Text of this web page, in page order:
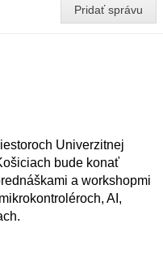
Pridať správu
Univerzitnej
bude konať
a workshopmi
AI,